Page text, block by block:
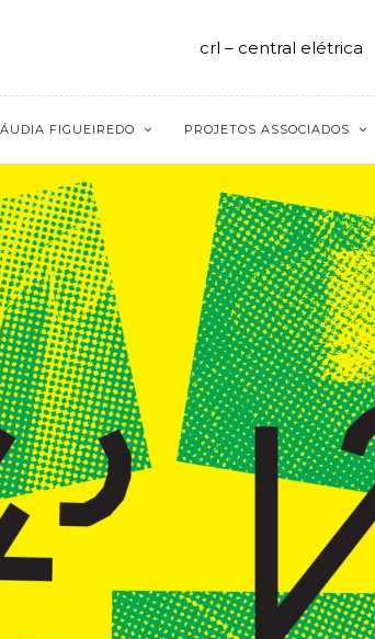
crl – central elétrica
FIGUEIREDO PROJETOS ASSOCIADOS